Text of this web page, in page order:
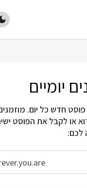
יומיים
חדש כל יום.
או לקבל את הפוסט
לכם: